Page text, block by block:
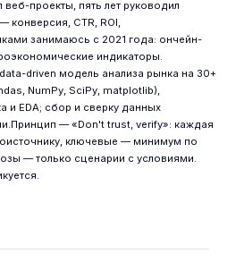
проекты, пять лет руководил
конверсия, CTR, ROI,
занимаюсь с 2021 года: ончейн-
индикаторы.
driven модель анализа рынка на 30+
NumPy, SciPy, matplotlib),
и EDA; сбор и сверку данных
— «Don't trust, verify»: каждая
ключевые — минимум по
— только сценарии с условиями.